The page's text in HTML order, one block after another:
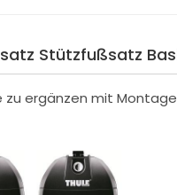
Stützfußsatz
ergänzen mit